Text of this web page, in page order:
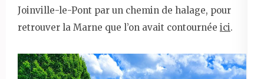
Joinville-le-Pont par un chemin de halage, pour
retrouver la Marne que l’on avait contournée ici.